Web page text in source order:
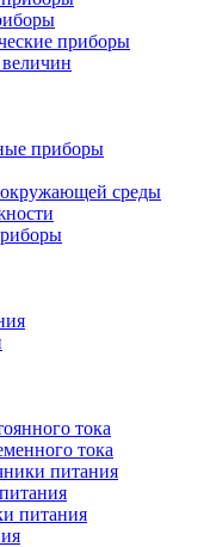
приборы
приборы
среды
тока
тока
питания
питания